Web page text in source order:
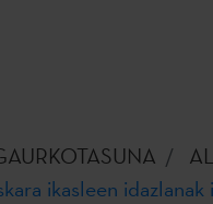
ikasleen idazlanak